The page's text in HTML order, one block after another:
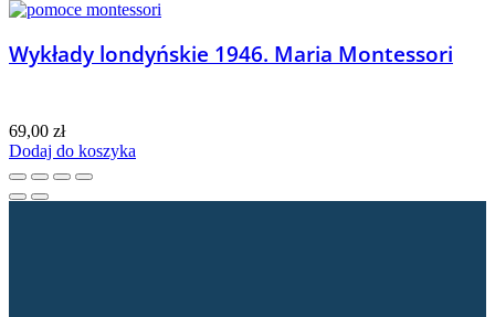
Wykłady londyńskie 1946. Maria Montessori
69,00 zł
Dodaj do koszyka